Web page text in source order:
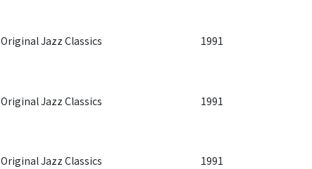
Original Jazz Classics 1991
Original Jazz Classics 1991
Original Jazz Classics 1991